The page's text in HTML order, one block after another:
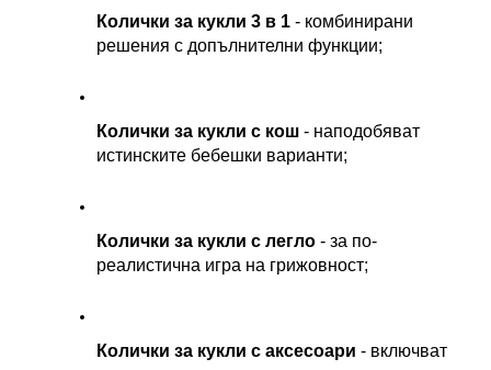
Колички за кукли 3 в 1 - комбинирани
решения с допълнителни функции;
Колички за кукли с кош - наподобяват
истинските бебешки варианти;
Колички за кукли с легло - за по-
реалистична игра на грижовност;
Колички за кукли с аксесоари - включват